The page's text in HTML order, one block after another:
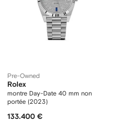
Pre-Owned
Rolex
montre Day-Date 40 mm non
portée (2023)
133.400 €